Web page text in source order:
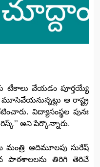
టీకాలు వేయడం పూర్తయ్యే
ఆ రాష్ట్ర
విద్యాసంస్థల పునః
అని పేర్కొన్నారు.
మంత్రి ఆదిమూలపు సురేష్
పాఠశాలలను తిరిగి తెరిచే